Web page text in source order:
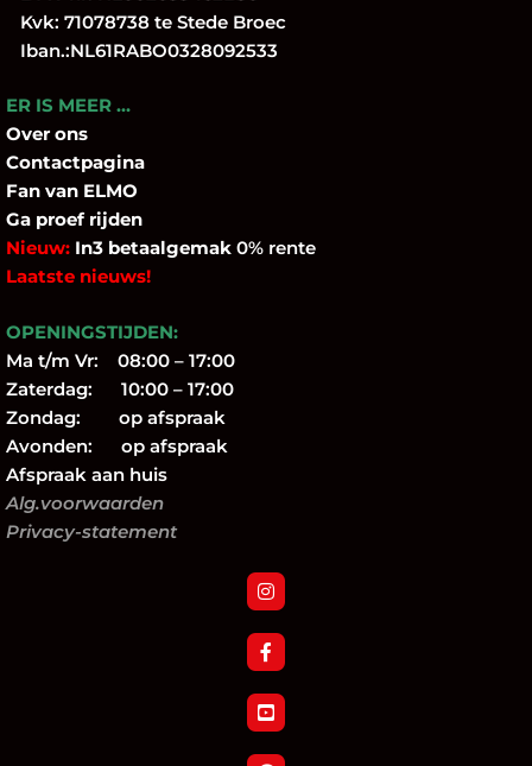
Kvk: 71078738 te Stede Broec
Iban.:NL61RABO0328092533
ER IS MEER …
Over ons
Contactpagina
Fan van ELMO
Ga proef rijden
Nieuw: In3 betaalgemak 0% rente
Laatste nieuws!
OPENINGSTIJDEN:
Ma t/m Vr: 08:00 – 17:00
Zaterdag: 10:00 – 17:00
Zondag: op afspraak
Avonden: op afspraak
Afspraak aan huis
Alg.voorwaarden
Privacy-statement